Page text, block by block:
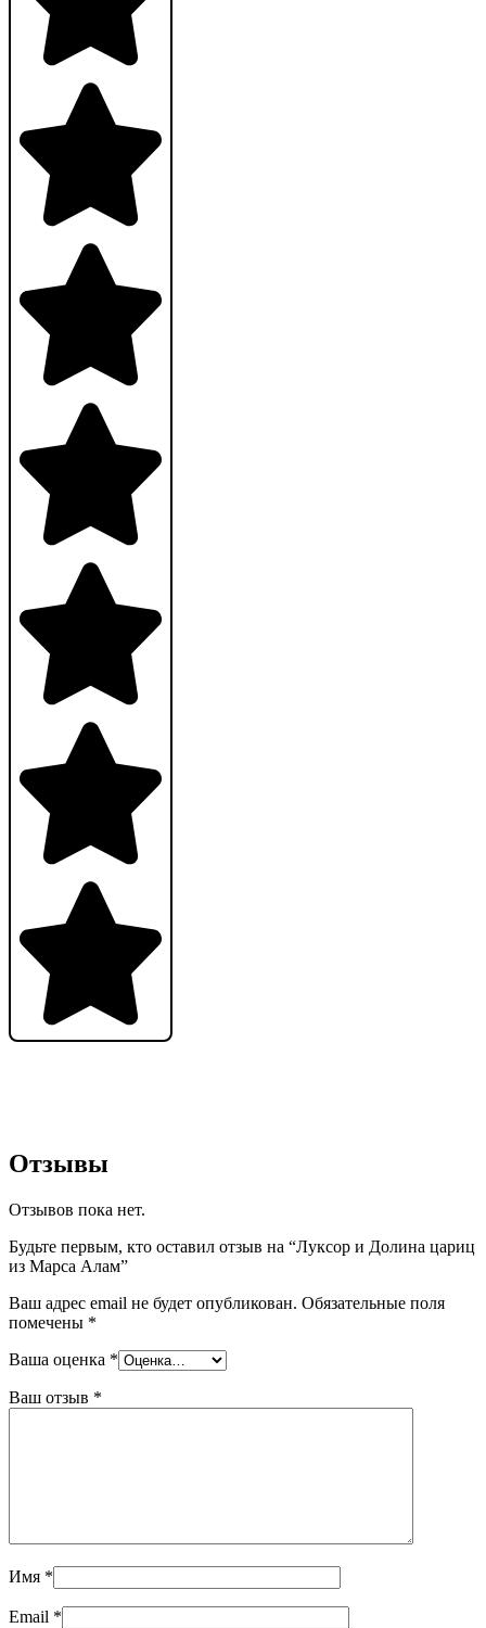
Отзывы
Отзывов пока нет.
Будьте первым, кто оставил отзыв на “Луксор и Долина цариц
из Марса Алам”
Ваш адрес email не будет опубликован. Обязательные поля
помечены *
Ваша оценка *
Ваш отзыв *
Имя *
Email *